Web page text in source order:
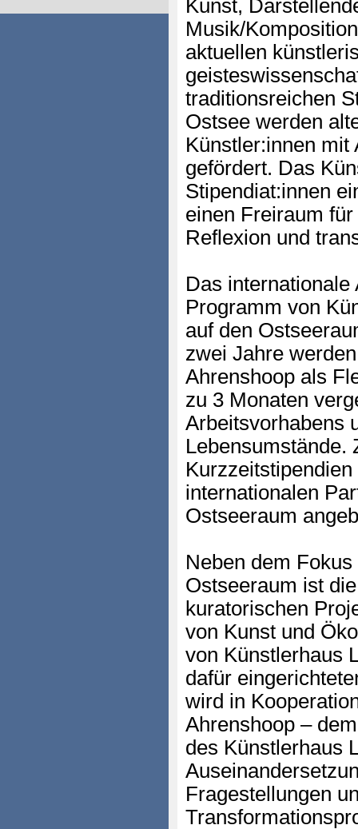
Kunst,
Musik/
aktuellen
traditionsreichen
Ostsee werden
Künstler:innen mit
gefördert. Das
Stipendiat:innen
einen Freiraum
Reflexion und
Das
Programm von
auf den
zwei Jahre
Ahrenshoop als
zu 3 Monaten
Arbeitsvorhabens
Lebensumstände.
internationalen
Ostseeraum
Neben dem
Ostseeraum ist
kuratorischen
von Kunst und
von Künstlerhaus
dafür
wird in
Ahrenshoop –
des Künstlerhaus
Fragestellungen